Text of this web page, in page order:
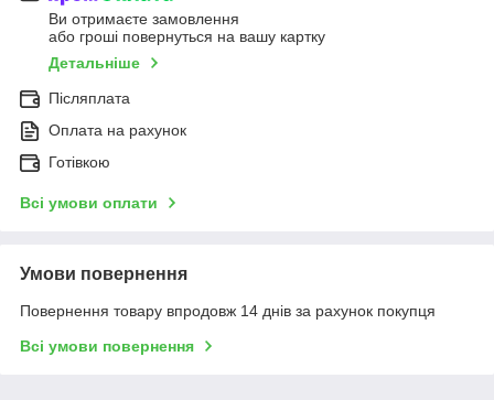
Ви отримаєте замовлення
або гроші повернуться на вашу картку
Детальніше
Післяплата
Оплата на рахунок
Готівкою
Всі умови оплати
Умови повернення
Повернення товару впродовж 14 днів за рахунок покупця
Всі умови повернення